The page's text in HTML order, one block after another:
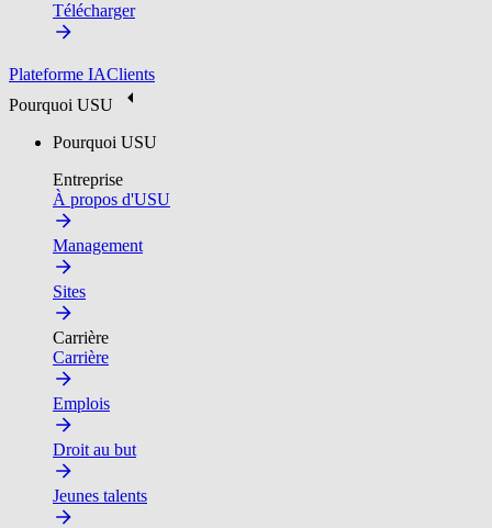
Télécharger
Plateforme IAClients
Pourquoi USU
Pourquoi USU
Entreprise
À propos d'USU
Management
Sites
Carrière
Carrière
Emplois
Droit au but
Jeunes talents